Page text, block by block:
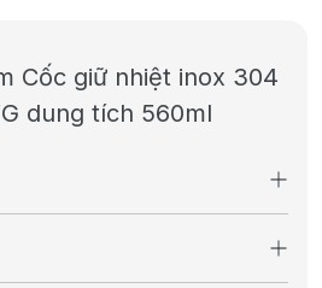
Cốc giữ nhiệt inox 304
dung tích 560ml